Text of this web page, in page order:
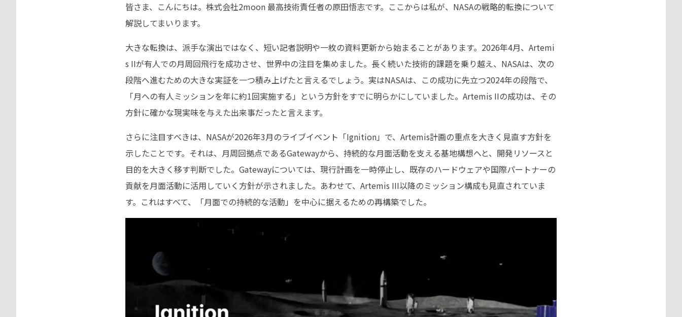
皆さま、こんにちは。株式会社2moon 最高技術責任者の原田悟志です。ここからは私が、NASAの戦略的転換について
解説してまいります。
大きな転換は、派手な演出ではなく、短い記者説明や一枚の資料更新から始まることがあります。2026年4月、Artemi
s IIが有人での月周回飛行を成功させ、世界中の注目を集めました。長く続いた技術的課題を乗り越え、NASAは、次の
段階へ進むための大きな実証を一つ積み上げたと言えるでしょう。実はNASAは、この成功に先立つ2024年の段階で、
「月への有人ミッションを年に約1回実施する」という方針をすでに明らかにしていました。Artemis IIの成功は、その
方針に確かな現実味を与えた出来事だったと言えます。
さらに注目すべきは、NASAが2026年3月のライブイベント「Ignition」で、Artemis計画の重点を大きく見直す方針を
示したことです。それは、月周回拠点であるGatewayから、持続的な月面活動を支える基地構想へと、開発リソースと
目的を大きく移す判断でした。Gatewayについては、現行計画を一時停止し、既存のハードウェアや国際パートナーの
貢献を月面活動に活用していく方針が示されました。あわせて、Artemis III以降のミッション構成も見直されていま
す。これはすべて、「月面での持続的な活動」を中心に据えるための再構築でした。